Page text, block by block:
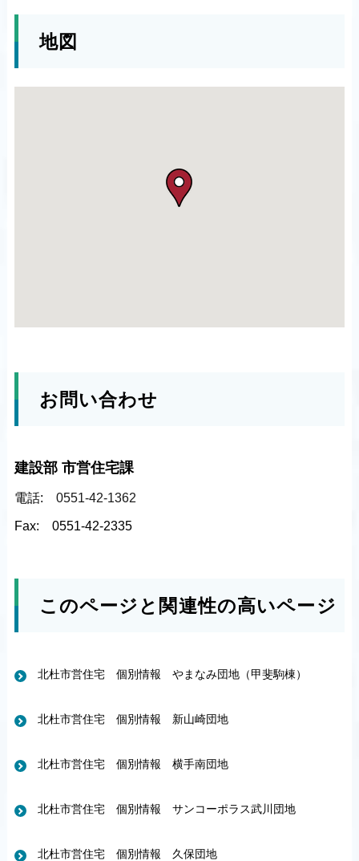
地図
お問い合わせ
建設部 市営住宅課
電話: 0551-42-1362
Fax: 0551-42-2335
このページと関連性の高いページ
北杜市営住宅 個別情報 やまなみ団地（甲斐駒棟）
北杜市営住宅 個別情報 新山崎団地
北杜市営住宅 個別情報 横手南団地
北杜市営住宅 個別情報 サンコーポラス武川団地
北杜市営住宅 個別情報 久保団地